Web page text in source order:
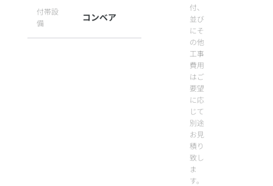
付帯設
備
コンベア
付、
並び
にそ
の他
工事
費用
はご
要望
に応
じて
別途
お見
積り
致し
ま
す。